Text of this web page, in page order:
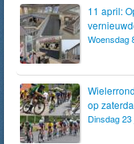
11 april:
Woensdag
op
Dinsdag